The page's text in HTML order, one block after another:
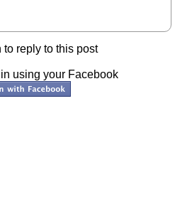
to reply to this post
using your Facebook